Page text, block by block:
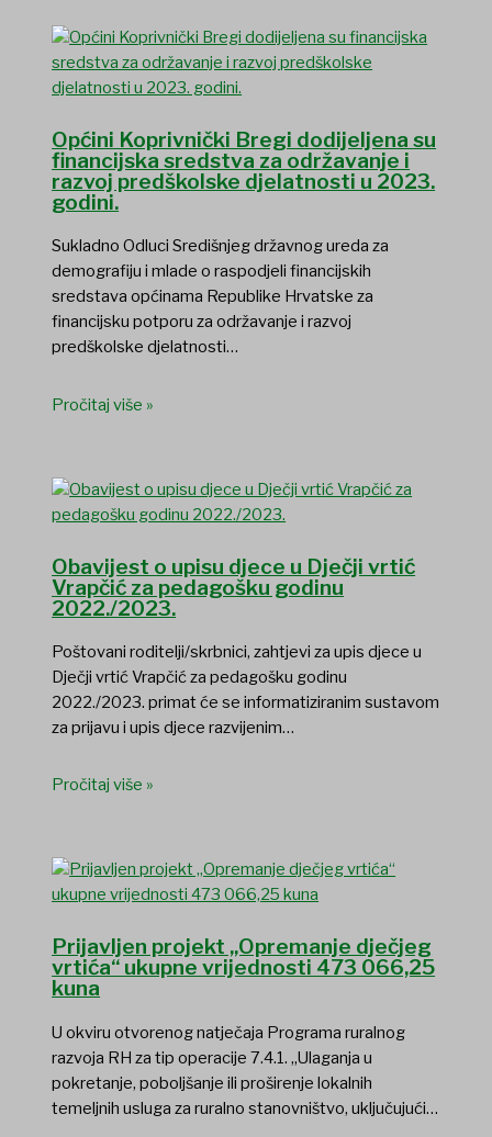
Općini Koprivnički Bregi dodijeljena su
financijska sredstva za održavanje i
razvoj predškolske djelatnosti u 2023.
godini.
Sukladno Odluci Središnjeg državnog ureda za
demografiju i mlade o raspodjeli financijskih
sredstava općinama Republike Hrvatske za
financijsku potporu za održavanje i razvoj
predškolske djelatnosti…
Pročitaj više »
Obavijest o upisu djece u Dječji vrtić
Vrapčić za pedagošku godinu
2022./2023.
Poštovani roditelji/skrbnici, zahtjevi za upis djece u
Dječji vrtić Vrapčić za pedagošku godinu
2022./2023. primat će se informatiziranim sustavom
za prijavu i upis djece razvijenim…
Pročitaj više »
Prijavljen projekt „Opremanje dječjeg
vrtića“ ukupne vrijednosti 473 066,25
kuna
U okviru otvorenog natječaja Programa ruralnog
razvoja RH za tip operacije 7.4.1. „Ulaganja u
pokretanje, poboljšanje ili proširenje lokalnih
temeljnih usluga za ruralno stanovništvo, uključujući…